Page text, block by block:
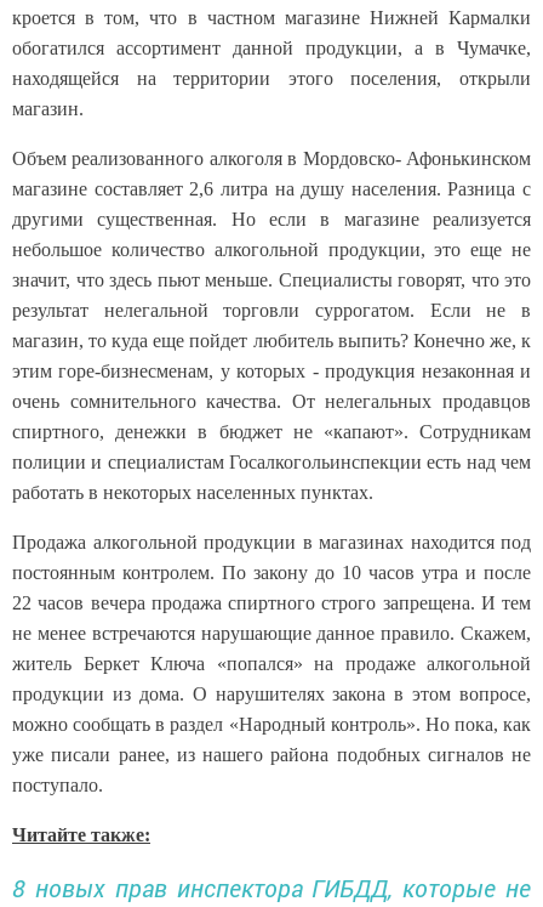
кроется в том, что в частном магазине Нижней Кармалки
обогатился ассортимент данной продукции, а в Чумачке,
находящейся на территории этого поселения, открыли
магазин.
Объем реализованного алкоголя в Мордовско- Афонькинском
магазине составляет 2,6 литра на душу населения. Разница с
другими существенная. Но если в магазине реализуется
небольшое количество алкогольной продукции, это еще не
значит, что здесь пьют меньше. Специалисты говорят, что это
результат нелегальной торговли суррогатом. Если не в
магазин, то куда еще пойдет любитель выпить? Конечно же, к
этим горе-бизнесменам, у которых - продукция незаконная и
очень сомнительного качества. От нелегальных продавцов
спиртного, денежки в бюджет не «капают». Сотрудникам
полиции и специалистам Госалкогольинспекции есть над чем
работать в некоторых населенных пунктах.
Продажа алкогольной продукции в магазинах находится под
постоянным контролем. По закону до 10 часов утра и после
22 часов вечера продажа спиртного строго запрещена. И тем
не менее встречаются нарушающие данное правило. Скажем,
житель Беркет Ключа «попался» на продаже алкогольной
продукции из дома. О нарушителях закона в этом вопросе,
можно сообщать в раздел «Народный контроль». Но пока, как
уже писали ранее, из нашего района подобных сигналов не
поступало.
Читайте также:
8 новых прав инспектора ГИБДД, которые не